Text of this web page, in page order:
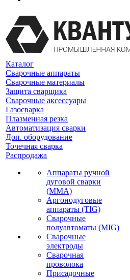
Каталог
Сварочные аппараты
Сварочные материалы
Защита сварщика
Сварочные аксессуары
Газосварка
Плазменная резка
Автоматизация сварки
Доп. оборудование
Точечная сварка
Распродажа
Аппараты ручной
дуговой сварки
(MMA)
Аргонодуговые
аппараты (TIG)
Сварочные
полуавтоматы (MIG)
Сварочные
электроды
Сварочная
проволока
Присадочные